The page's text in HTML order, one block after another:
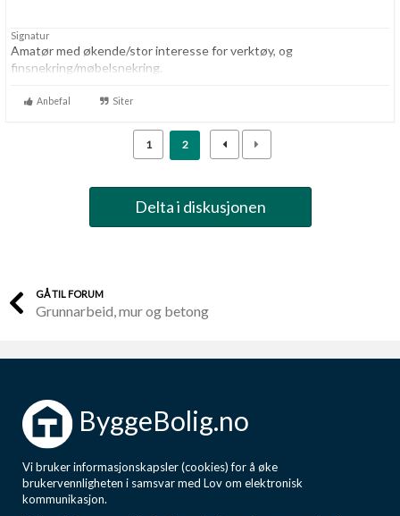
Signatur
Amatør med økende/stor interesse for verktøy, og
finsnekring/møbelsnekring.
Anbefal Siter
1 2
Delta i diskusjonen
GÅ TIL FORUM
Grunnarbeid, mur og betong
ByggeBolig.no
Vi bruker informasjonskapsler (cookies) for å øke
brukervennligheten i samsvar med Lov om elektronisk
kommunikasjon.